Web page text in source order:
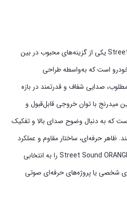
میدرنج Street Sound ORANGE 65 یکی از گزینه‌های محبوب در بین
است که به‌واسطه طراحی
صدایی شفاف و قدرتمند در بازه
میدرنج با توان خروجی قابل‌قبول و
که به دنبال وضوح صدای بالا و تفکیک
حرفه‌ای، ساختار مقاوم و عملکرد
پایدار آن در ولوم‌های بالا، Street Sound ORANGE 65 را به انتخابی
شخصی یا پروژه‌های حرفه‌ای صوتی